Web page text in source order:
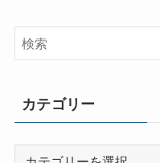
カテゴリー